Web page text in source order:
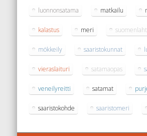
luonnonsatama matkailu
kalastus meri
mökkeily saaristokunnat
vieraslaituri satamaopas
veneilyreitti satamat
saaristokohde saaristomeri